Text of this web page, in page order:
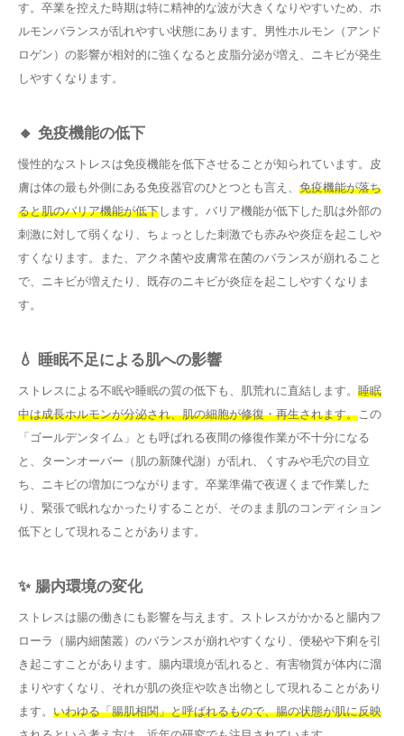
す。卒業を控えた時期は特に精神的な波が大きくなりやすいため、ホ
ルモンバランスが乱れやすい状態にあります。男性ホルモン（アンド
ロゲン）の影響が相対的に強くなると皮脂分泌が増え、ニキビが発生
しやすくなります。
🔸 免疫機能の低下
慢性的なストレスは免疫機能を低下させることが知られています。皮
膚は体の最も外側にある免疫器官のひとつとも言え、 免疫機能が落ち
ると肌のバリア機能が低下 します。バリア機能が低下した肌は外部の
刺激に対して弱くなり、ちょっとした刺激でも赤みや炎症を起こしや
すくなります。また、アクネ菌や皮膚常在菌のバランスが崩れること
で、ニキビが増えたり、既存のニキビが炎症を起こしやすくなりま
す。
💧 睡眠不足による肌への影響
ストレスによる不眠や睡眠の質の低下も、肌荒れに直結します。 睡眠
中は成長ホルモンが分泌され、肌の細胞が修復・再生されます。この
「ゴールデンタイム」とも呼ばれる夜間の修復作業が不十分になる
と、ターンオーバー（肌の新陳代謝）が乱れ、くすみや毛穴の目立
ち、ニキビの増加につながります。卒業準備で夜遅くまで作業した
り、緊張で眠れなかったりすることが、そのまま肌のコンディション
低下として現れることがあります。
✨ 腸内環境の変化
ストレスは腸の働きにも影響を与えます。ストレスがかかると腸内フ
ローラ（腸内細菌叢）のバランスが崩れやすくなり、便秘や下痢を引
き起こすことがあります。腸内環境が乱れると、有害物質が体内に溜
まりやすくなり、それが肌の炎症や吹き出物として現れることがあり
ます。 いわゆる「腸肌相関」と呼ばれるもので、腸の状態が肌に反映